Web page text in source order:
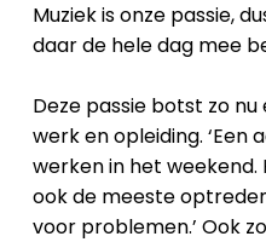
Muziek is onze passie,
daar de hele dag mee
Deze passie botst zo
werk en opleiding. ‘Een
werken in het weekend.
ook de meeste
voor problemen.’ Ook